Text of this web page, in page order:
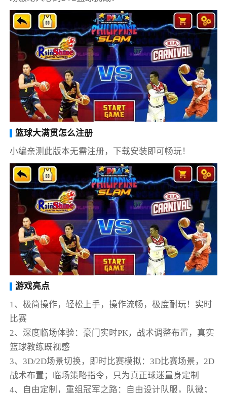
篮球大满贯怎么注册
小编亲测此版本无需注册，下载安装即可畅玩！
游戏亮点
1、极简操作，轻松上手，操作流畅，极度耐玩！实时
比赛
2、深度临场体验：豪门实时PK，战术调整布置，真实
篮球教练既视感
3、3D/2D场景切换，即时比赛模拟：3D比赛场景，2D
战术布置；临场策略指令，只为真正球迷量身定制
4、自由定制，重组冠军之路：自由设计队服，队徽；